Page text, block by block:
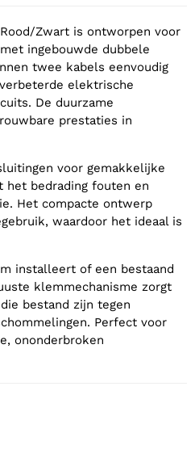
Zwart is ontworpen voor
ingebouwde dubbele
twee kabels eenvoudig
elektrische
De duurzame
prestaties in
voor gemakkelijke
bedrading fouten en
Het compacte ontwerp
waardoor het ideaal is
installeert of een bestaand
klemmechanisme zorgt
bestand zijn tegen
Perfect voor
ononderbroken